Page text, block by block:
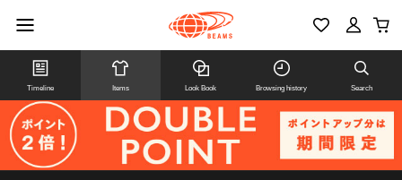
Timeline Items Look Book Browsing history Search